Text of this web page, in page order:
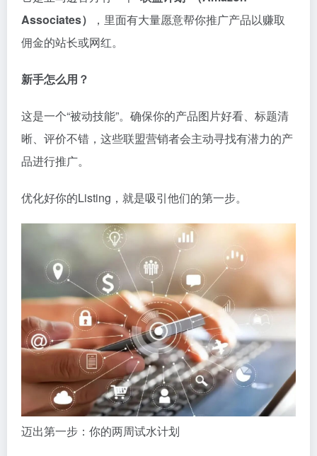
Associates）
，里面有大量愿意帮你推广产品以赚取
佣金的站长或网红。
新手怎么用？
这是一个“被动技能”。确保你的产品图片好看、标题清
晰、评价不错，这些联盟营销者会主动寻找有潜力的产
品进行推广。
优化好你的Listing，就是吸引他们的第一步。
迈出第一步：你的两周试水计划